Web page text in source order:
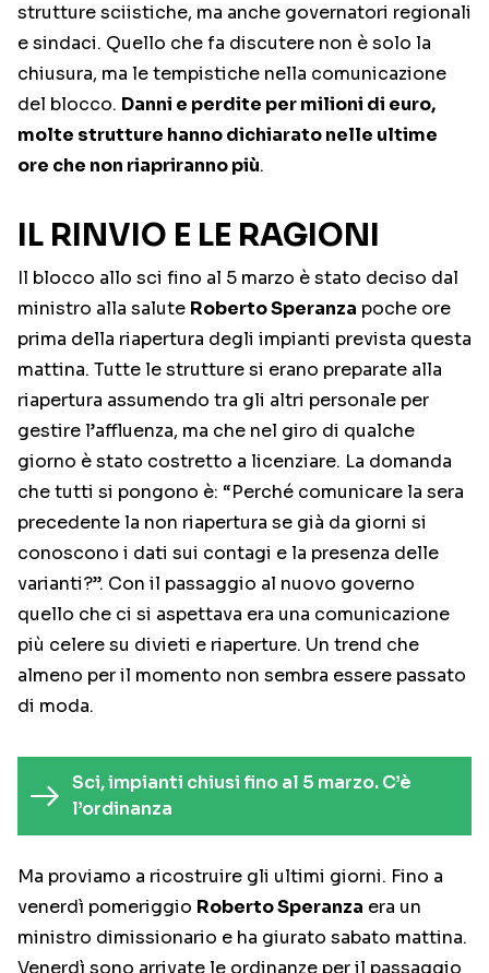
strutture sciistiche, ma anche governatori regionali
e sindaci. Quello che fa discutere non è solo la
chiusura, ma le tempistiche nella comunicazione
del blocco. Danni e perdite per milioni di euro,
molte strutture hanno dichiarato nelle ultime
ore che non riapriranno più.
IL RINVIO E LE RAGIONI
Il blocco allo sci fino al 5 marzo è stato deciso dal
ministro alla salute Roberto Speranza poche ore
prima della riapertura degli impianti prevista questa
mattina. Tutte le strutture si erano preparate alla
riapertura assumendo tra gli altri personale per
gestire l’affluenza, ma che nel giro di qualche
giorno è stato costretto a licenziare. La domanda
che tutti si pongono è: “Perché comunicare la sera
precedente la non riapertura se già da giorni si
conoscono i dati sui contagi e la presenza delle
varianti?”. Con il passaggio al nuovo governo
quello che ci si aspettava era una comunicazione
più celere su divieti e riaperture. Un trend che
almeno per il momento non sembra essere passato
di moda.
Sci, impianti chiusi fino al 5 marzo. C’è
l’ordinanza
Ma proviamo a ricostruire gli ultimi giorni. Fino a
venerdì pomeriggio Roberto Speranza era un
ministro dimissionario e ha giurato sabato mattina.
Venerdì sono arrivate le ordinanze per il passaggio